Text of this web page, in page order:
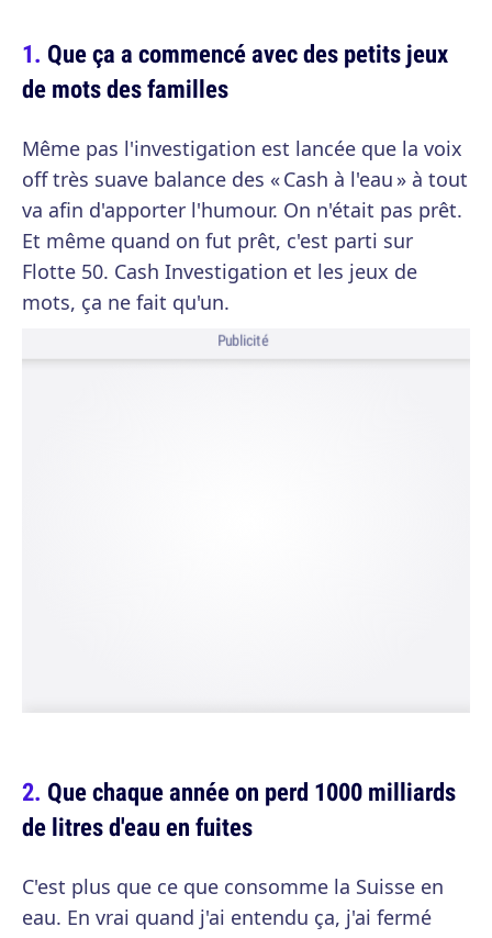
Que ça a commencé avec des petits jeux
de mots des familles
Même pas l'investigation est lancée que la voix
off très suave balance des « Cash à l'eau » à tout
va afin d'apporter l'humour. On n'était pas prêt.
Et même quand on fut prêt, c'est parti sur
Flotte 50. Cash Investigation et les jeux de
mots, ça ne fait qu'un.
Publicité
Que chaque année on perd 1000 milliards
de litres d'eau en fuites
C'est plus que ce que consomme la Suisse en
eau. En vrai quand j'ai entendu ça, j'ai fermé